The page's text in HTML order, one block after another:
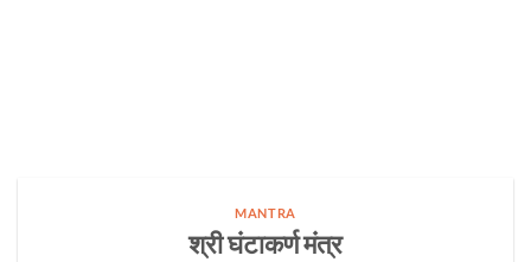
MANTRA
श्री घंटाकर्ण मंत्र